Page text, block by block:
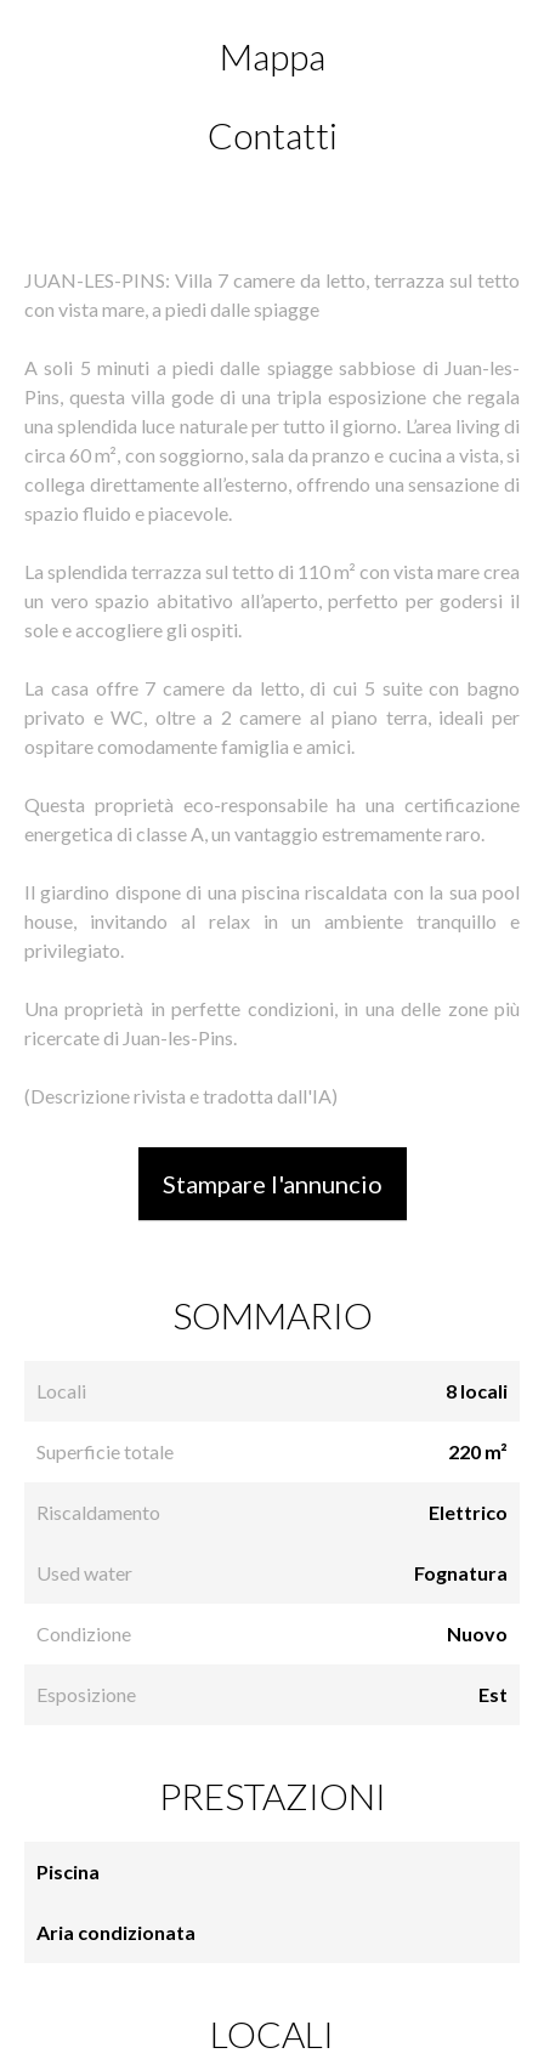
Mappa
Contatti
JUAN-LES-PINS: Villa 7 camere da letto, terrazza sul tetto
con vista mare, a piedi dalle spiagge
A soli 5 minuti a piedi dalle spiagge sabbiose di Juan-les-
Pins, questa villa gode di una tripla esposizione che regala
una splendida luce naturale per tutto il giorno. L’area living di
circa 60 m², con soggiorno, sala da pranzo e cucina a vista, si
collega direttamente all’esterno, offrendo una sensazione di
spazio fluido e piacevole.
La splendida terrazza sul tetto di 110 m² con vista mare crea
un vero spazio abitativo all’aperto, perfetto per godersi il
sole e accogliere gli ospiti.
La casa offre 7 camere da letto, di cui 5 suite con bagno
privato e WC, oltre a 2 camere al piano terra, ideali per
ospitare comodamente famiglia e amici.
Questa proprietà eco-responsabile ha una certificazione
energetica di classe A, un vantaggio estremamente raro.
Il giardino dispone di una piscina riscaldata con la sua pool
house, invitando al relax in un ambiente tranquillo e
privilegiato.
Una proprietà in perfette condizioni, in una delle zone più
ricercate di Juan-les-Pins.
(Descrizione rivista e tradotta dall'IA)
Stampare l'annuncio
SOMMARIO
Locali 8 locali
Superficie totale 220 m²
Riscaldamento Elettrico
Used water Fognatura
Condizione Nuovo
Esposizione Est
PRESTAZIONI
Piscina
Aria condizionata
LOCALI